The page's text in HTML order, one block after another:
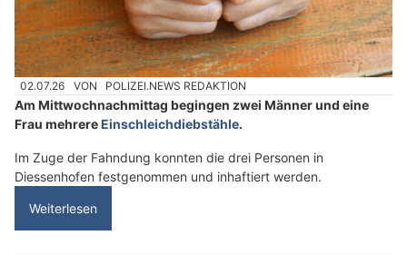
02.07.26 VON POLIZEI.NEWS REDAKTION
Am Mittwochnachmittag begingen zwei Männer und eine
Frau mehrereEinschleichdiebstähle.
Im Zuge der Fahndung konnten die drei Personen in
Diessenhofen festgenommen und inhaftiert werden.
Weiterlesen